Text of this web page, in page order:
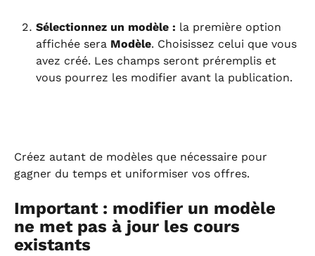
Sélectionnez un modèle : la première option
affichée sera Modèle. Choisissez celui que vous
avez créé. Les champs seront préremplis et
vous pourrez les modifier avant la publication.
Créez autant de modèles que nécessaire pour
gagner du temps et uniformiser vos offres.
Important : modifier un modèle
ne met pas à jour les cours
existants